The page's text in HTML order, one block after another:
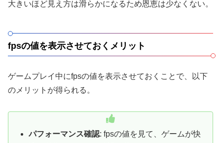
大きいほど見え方は滑らかになるため恩恵は少なくない。
fpsの値を表示させておくメリット
ゲームプレイ中にfpsの値を表示させておくことで、以下
のメリットが得られる。
パフォーマンス確認: fpsの値を見て、ゲームが快